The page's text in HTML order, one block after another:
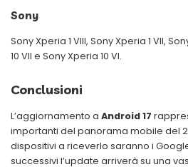
Sony
Sony Xperia 1 VIII, Sony Xperia 1 VII,
10 VII e Sony Xperia 10 VI.
Conclusioni
L’aggiornamento a Android 17
importanti del panorama mobile del
dispositivi a riceverlo saranno i
successivi l’update arriverà su una